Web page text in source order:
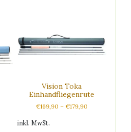
Vision Toka
Einhandfliegenrute
€169,90 – €179,90
inkl. MwSt.